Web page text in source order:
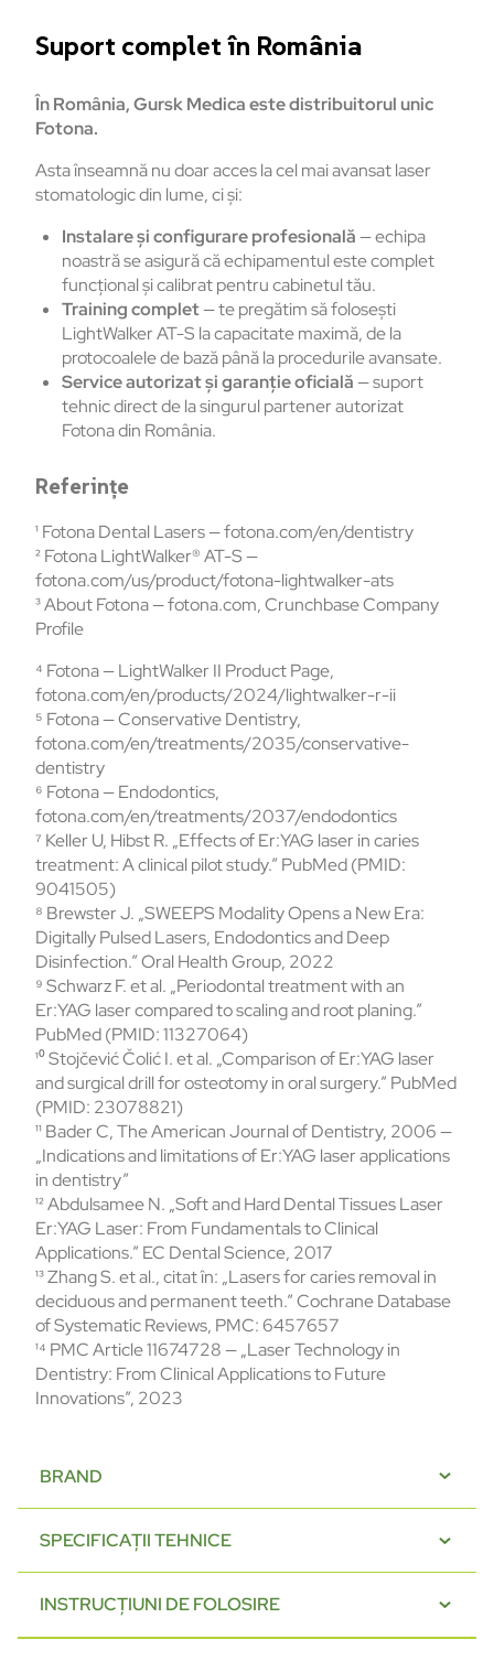
Suport complet în România
În România, Gursk Medica este distribuitorul unic
Fotona.
Asta înseamnă nu doar acces la cel mai avansat laser
stomatologic din lume, ci și:
Instalare și configurare profesională— echipa
noastră se asigură că echipamentul este complet
funcțional și calibrat pentru cabinetul tău.
Training complet— te pregătim să folosești
LightWalker AT-S la capacitate maximă, de la
protocoalele de bază până la procedurile avansate.
Service autorizat și garanție oficială— suport
tehnic direct de la singurul partener autorizat
Fotona din România.
Referințe
¹ Fotona Dental Lasers — fotona.com/en/dentistry
² Fotona LightWalker® AT-S —
fotona.com/us/product/fotona-lightwalker-ats
³ About Fotona — fotona.com, Crunchbase Company
Profile
⁴ Fotona — LightWalker II Product Page,
fotona.com/en/products/2024/lightwalker-r-ii
⁵ Fotona — Conservative Dentistry,
fotona.com/en/treatments/2035/conservative-
dentistry
⁶ Fotona — Endodontics,
fotona.com/en/treatments/2037/endodontics
⁷ Keller U, Hibst R. „Effects of Er:YAG laser in caries
treatment: A clinical pilot study.” PubMed (PMID:
9041505)
⁸ Brewster J. „SWEEPS Modality Opens a New Era:
Digitally Pulsed Lasers, Endodontics and Deep
Disinfection.” Oral Health Group, 2022
⁹ Schwarz F. et al. „Periodontal treatment with an
Er:YAG laser compared to scaling and root planing.”
PubMed (PMID: 11327064)
¹⁰ Stojčević Čolić I. et al. „Comparison of Er:YAG laser
and surgical drill for osteotomy in oral surgery.” PubMed
(PMID: 23078821)
¹¹ Bader C, The American Journal of Dentistry, 2006 —
„Indications and limitations of Er:YAG laser applications
in dentistry”
¹² Abdulsamee N. „Soft and Hard Dental Tissues Laser
Er:YAG Laser: From Fundamentals to Clinical
Applications.” EC Dental Science, 2017
¹³ Zhang S. et al., citat în: „Lasers for caries removal in
deciduous and permanent teeth.” Cochrane Database
of Systematic Reviews, PMC: 6457657
¹⁴ PMC Article 11674728 — „Laser Technology in
Dentistry: From Clinical Applications to Future
Innovations”, 2023
BRAND
SPECIFICAȚII TEHNICE
INSTRUCȚIUNI DE FOLOSIRE